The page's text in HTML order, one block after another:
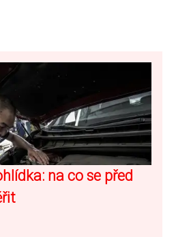
na co se před